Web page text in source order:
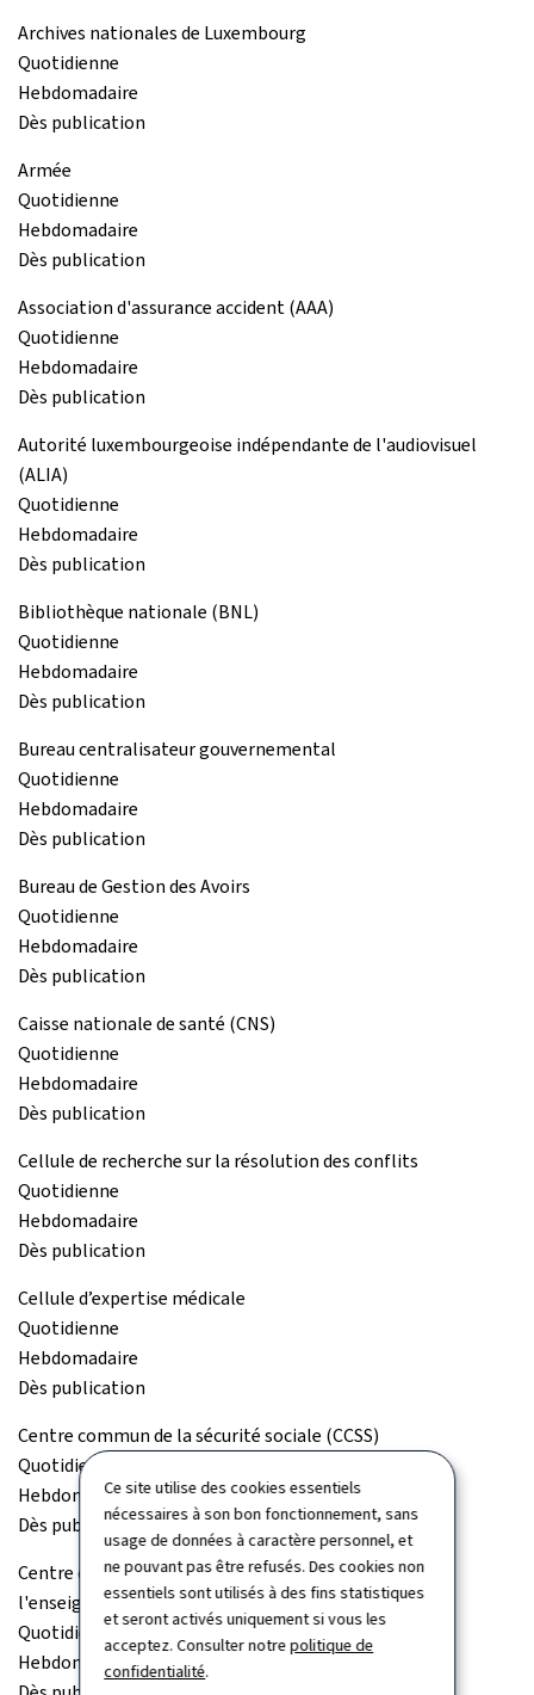
Ce site utilise des cookies essentiels
nécessaires à son bon fonctionnement, sans
usage de données à caractère personnel, et
ne pouvant pas être refusés. Des cookies non
essentiels sont utilisés à des fins statistiques
et seront activés uniquement si vous les
acceptez. Consulter notrepolitique de
confidentialité.
Archives nationales de Luxembourg
Quotidienne
Hebdomadaire
Dès publication
Armée
Quotidienne
Hebdomadaire
Dès publication
Association d'assurance accident (AAA)
Quotidienne
Hebdomadaire
Dès publication
Autorité luxembourgeoise indépendante de l'audiovisuel
(ALIA)
Quotidienne
Hebdomadaire
Dès publication
Bibliothèque nationale (BNL)
Quotidienne
Hebdomadaire
Dès publication
Bureau centralisateur gouvernemental
Quotidienne
Hebdomadaire
Dès publication
Bureau de Gestion des Avoirs
Quotidienne
Hebdomadaire
Dès publication
Caisse nationale de santé (CNS)
Quotidienne
Hebdomadaire
Dès publication
Cellule de recherche sur la résolution des conflits
Quotidienne
Hebdomadaire
Dès publication
Cellule d’expertise médicale
Quotidienne
Hebdomadaire
Dès publication
Centre commun de la sécurité sociale (CCSS)
Quotidienne
Hebdomadaire
Dès publication
Centre de documentation et d'information sur
l'enseignement supérieur (Cedies)
Quotidienne
Hebdomadaire